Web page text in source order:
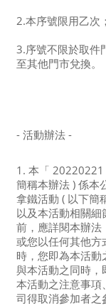
2.本序號限用乙次
3.序號不限於取件
至其他門市兌換。
- 活動辦法 -
1. 本「 20220221
簡稱本辦法 ) 係本
拿鐵活動 ( 以下簡
以及本活動相關
前，應詳閱本辦法
或您以任何其他方
時，您即為本活動
與本活動之同時，
本活動之注意事項
司得取消參加者之